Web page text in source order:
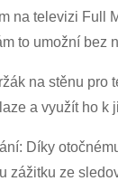
na televizi Full
to umožní bez
na stěnu
a využít ho k
Díky
zážitku ze